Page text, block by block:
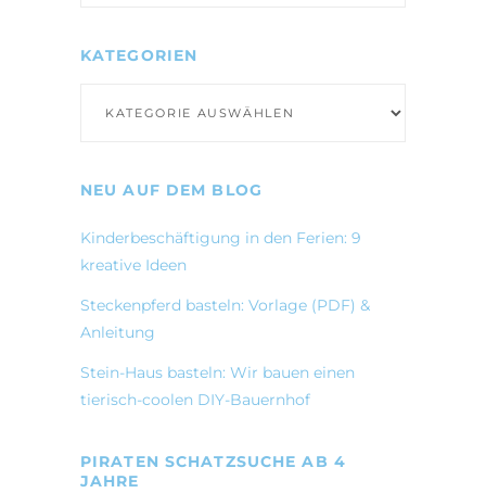
KATEGORIEN
NEU AUF DEM BLOG
Kinderbeschäftigung in den Ferien: 9
kreative Ideen
Steckenpferd basteln: Vorlage (PDF) &
Anleitung
Stein-Haus basteln: Wir bauen einen
tierisch-coolen DIY-Bauernhof
PIRATEN SCHATZSUCHE AB 4
JAHRE